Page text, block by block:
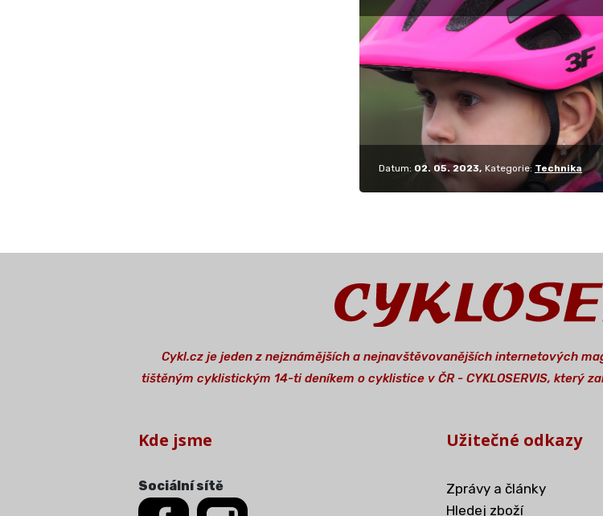
případě domácí brýlařské značky 3F pak
patří…
Datum: 02. 05. 2023 Kategorie: Technika
Cykl.cz je jeden z nejznámějších a nejnavštěvovanějších internetových
tištěným cyklistickým 14-ti deníkem o cyklistice v ČR - CYKLOSERVIS, který
Kde jsme
Sociální sítě
Užitečné odkazy
Zprávy a články
Hledej zboží